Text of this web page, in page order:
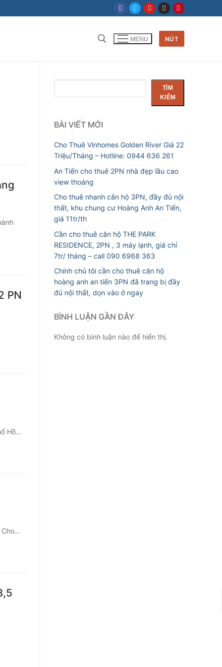
Tìm kiếm cho:
MENU NÚT
PN
Hồ…
Cho…
kiếm
TÌM
KIẾM
BÀI VIẾT MỚI
Cho Thuê Vinhomes Golden River Giá 22
Triệu/Tháng – Hotline: 0944 636 261
An Tiến cho thuê 2PN nhà đẹp lầu cao
view thoáng
Cho thuê nhanh căn hộ 3PN, đầy đủ nội
thất, khu chung cư Hoàng Anh An Tiến,
giá 11tr/th
Cần cho thuê căn hộ THE PARK
RESIDENCE, 2PN , 3 máy lạnh, giá chỉ
7tr/ tháng – call 090 6968 363
Chính chủ tôi cần cho thuê căn hộ
hoàng anh an tiến 3PN đã trang bị đầy
đủ nội thất, dọn vào ở ngay
BÌNH LUẬN GẦN ĐÂY
Không có bình luận nào để hiển thị.